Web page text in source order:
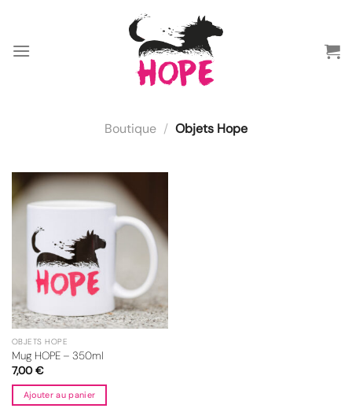
contenu
Boutique / Objets Hope
OBJETS HOPE
Mug HOPE – 350ml
7,00€
Ajouter au panier